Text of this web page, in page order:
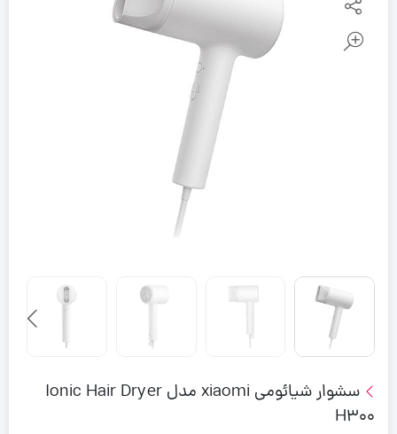
سشوار شیائومی xiaomi مدل Ionic Hair Dryer
H300